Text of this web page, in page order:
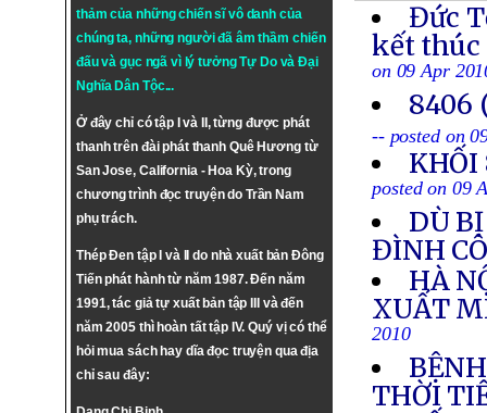
thảm của những chiến sĩ vô danh của
chúng ta, những người đã âm thầm chiến
đấu và gục ngã vì lý tưởngTự DovàĐại
Nghĩa Dân Tộc...
Ở đây chỉ có tập I và II, từng được phát
thanh trên đài phát thanh Quê Hương từ
San Jose, California - Hoa Kỳ, trong
chương trình đọc truyện do Trần Nam
phụ trách.
Thép Đen tập I và II do nhà xuất bản Đông
Tiến phát hành từ năm 1987. Đến năm
1991, tác giả tự xuất bản tập III và đến
năm 2005 thì hoàn tất tập IV. Quý vị có thể
hỏi mua sách hay dĩa đọc truyện qua địa
chỉ sau đây:
Đức
kết thúc
on 09 Apr
8406
-- posted on
posted on 09
DÙ
ĐÌNH
HÀ
XUẤT
2010
THỜI